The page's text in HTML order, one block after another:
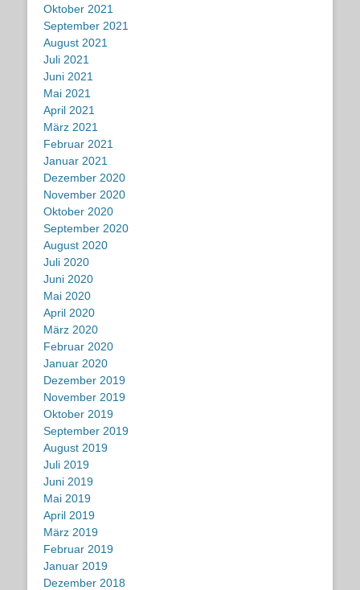
Oktober 2021
September 2021
August 2021
Juli 2021
Juni 2021
Mai 2021
April 2021
März 2021
Februar 2021
Januar 2021
Dezember 2020
November 2020
Oktober 2020
September 2020
August 2020
Juli 2020
Juni 2020
Mai 2020
April 2020
März 2020
Februar 2020
Januar 2020
Dezember 2019
November 2019
Oktober 2019
September 2019
August 2019
Juli 2019
Juni 2019
Mai 2019
April 2019
März 2019
Februar 2019
Januar 2019
Dezember 2018